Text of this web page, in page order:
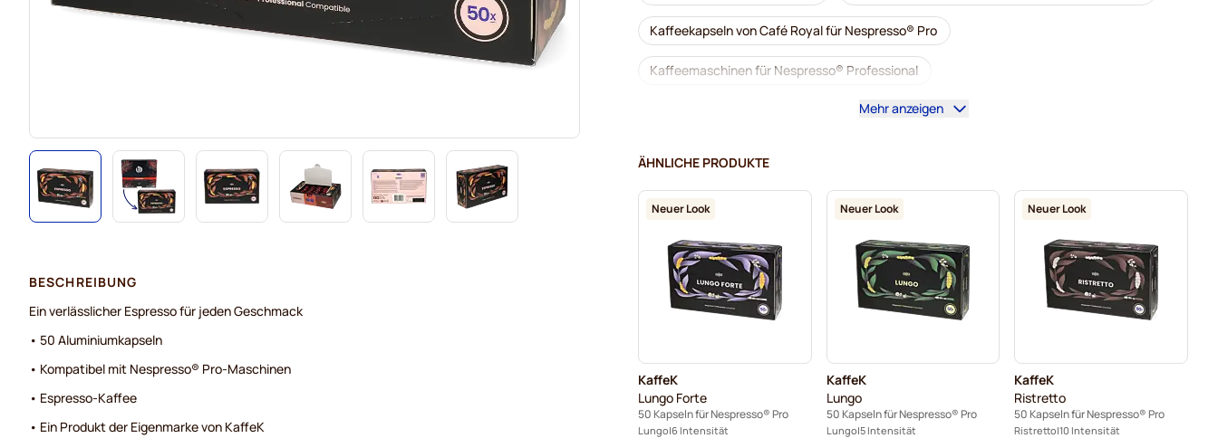
Kaffeekapseln von Café Royal für Nespresso® Pro
Kaffeemaschinen für Nespresso® Professional
Zubehör für Nespresso® Professional Entkoffeinierter Kaffee für Nespresso® Pro
Kapseln von Gimoka für Nespresso® Pro Kaffeekapseln für NEspresso® pro
Mehr anzeigen
ÄHNLICHE PRODUKTE
Neuer Look
KaffeK
Lungo Forte
50 Kapseln für Nespresso® Pro
Lungo 6 Intensität
Neuer Look
KaffeK
Lungo
50 Kapseln für Nespresso® Pro
Lungo 5 Intensität
Neuer Look
KaffeK
Ristretto
50 Kapseln für Nespresso® Pro
Ristretto 10 Intensität
BESCHREIBUNG
Ein verlässlicher Espresso für jeden Geschmack
• 50 Aluminiumkapseln
• Kompatibel mit Nespresso® Pro-Maschinen
• Espresso-Kaffee
• Ein Produkt der Eigenmarke von KaffeK